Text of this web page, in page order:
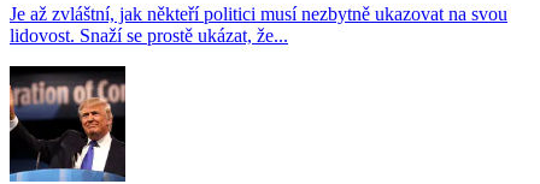
Je až zvláštní, jak někteří politici musí nezbytně ukazovat na svou
lidovost. Snaží se prostě ukázat, že...